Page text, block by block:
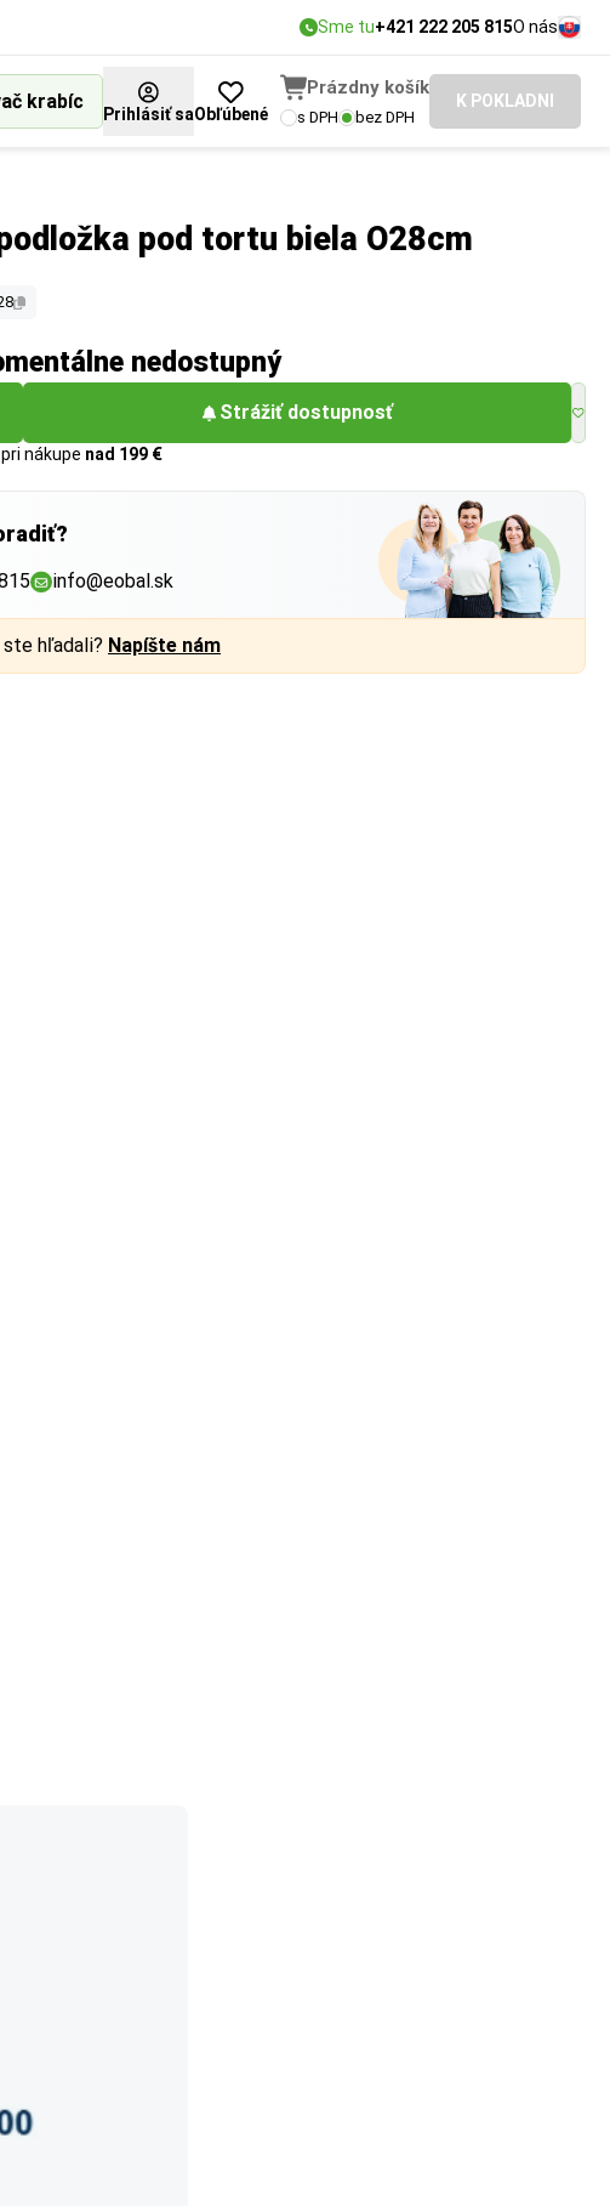
Sme tu+421 222 205 815O nás
krabíc
Prihlásiť saObľúbené
Prázdny košík
s DPH bez DPH
K POKLADNI
pod tortu biela O28cm
nedostupný
Strážiť dostupnosť
pri nákupe nad 199 €
info@eobal.sk
hľadali? Napíšte nám